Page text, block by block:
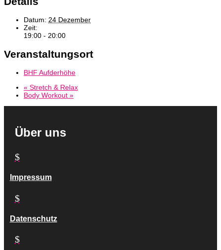
Datum: 24 Dezember
Zeit:
19:00 - 20:00
Veranstaltungsort
BHF Aufderhöhe
« Stretch & Relax
Body Workout »
Über uns
$
Impressum
$
Datenschutz
$